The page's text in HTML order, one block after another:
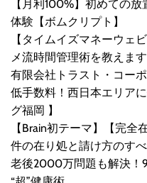
【月利100%】初めての
体験【ボムクリプト】
【タイムイズマネーウェ
メ流時間管理術を教えます
有限会社トラスト・コー
低手数料！西日本エリア
グ福岡 】
【Brain初テーマ】【完
件の在り処と請け方のす
老後2000万問題も解決！